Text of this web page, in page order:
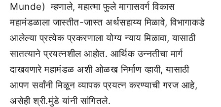
Munde) म्हणाले, महात्मा फुले मागासवर्ग विकास
महामंडळाला जास्तीत-जास्त अर्थसहाय्य मिळावे, विभागाकडे
आलेल्या प्रत्येक प्रकरणाला योग्य न्याय मिळावा, यासाठी
सातत्याने प्रयत्नशील आहोत. आर्थिक उन्नतीचा मार्ग
दाखवणारे महामंडळ अशी ओळख निर्माण व्हावी, यासाठी
आपण सर्वांनी मिळून व्यापक प्रयत्न करण्याची गरज आहे,
असेही श्री.मुंडे यांनी सांगितले.